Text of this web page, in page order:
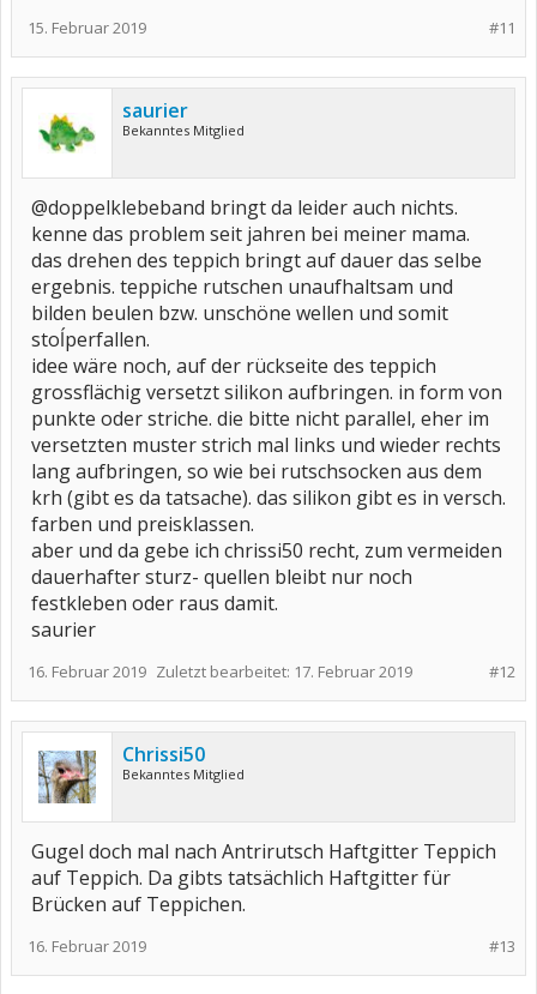
#11
15. Februar 2019
saurier
Bekanntes Mitglied
@doppelklebeband bringt da leider auch nichts.
kenne das problem seit jahren bei meiner mama.
das drehen des teppich bringt auf dauer das selbe
ergebnis. teppiche rutschen unaufhaltsam und
bilden beulen bzw. unschöne wellen und somit
stoĺperfallen.
idee wäre noch, auf der rückseite des teppich
grossflächig versetzt silikon aufbringen. in form von
punkte oder striche. die bitte nicht parallel, eher im
versetzten muster strich mal links und wieder rechts
lang aufbringen, so wie bei rutschsocken aus dem
krh (gibt es da tatsache). das silikon gibt es in versch.
farben und preisklassen.
aber und da gebe ich chrissi50 recht, zum vermeiden
dauerhafter sturz- quellen bleibt nur noch
festkleben oder raus damit.
saurier
#12
16. Februar 2019 Zuletzt bearbeitet: 17. Februar 2019
Chrissi50
Bekanntes Mitglied
Gugel doch mal nach Antrirutsch Haftgitter Teppich
auf Teppich. Da gibts tatsächlich Haftgitter für
Brücken auf Teppichen.
#13
16. Februar 2019